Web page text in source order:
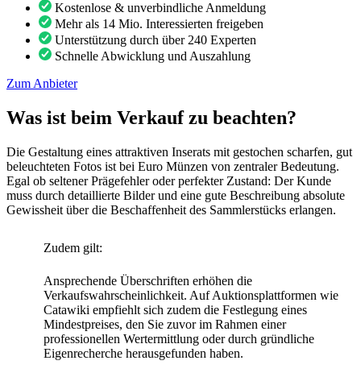
Kostenlose & unverbindliche Anmeldung
Mehr als 14 Mio. Interessierten freigeben
Unterstützung durch über 240 Experten
Schnelle Abwicklung und Auszahlung
Zum Anbieter
Was ist beim Verkauf zu beachten?
Die Gestaltung eines attraktiven Inserats mit gestochen scharfen, gut
beleuchteten Fotos ist bei Euro Münzen von zentraler Bedeutung.
Egal ob seltener Prägefehler oder perfekter Zustand: Der Kunde
muss durch detaillierte Bilder und eine gute Beschreibung absolute
Gewissheit über die Beschaffenheit des Sammlerstücks erlangen.
Zudem gilt:
Ansprechende Überschriften erhöhen die
Verkaufswahrscheinlichkeit. Auf Auktionsplattformen wie
Catawiki empfiehlt sich zudem die Festlegung eines
Mindestpreises, den Sie zuvor im Rahmen einer
professionellen Wertermittlung oder durch gründliche
Eigenrecherche herausgefunden haben.